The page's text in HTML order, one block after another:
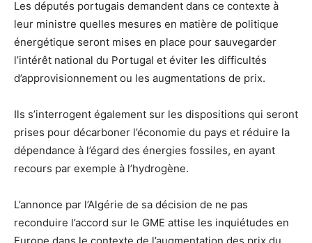
Les députés portugais demandent dans ce contexte à
leur ministre quelles mesures en matière de politique
énergétique seront mises en place pour sauvegarder
l’intérêt national du Portugal et éviter les difficultés
d’approvisionnement ou les augmentations de prix.
Ils s’interrogent également sur les dispositions qui seront
prises pour décarboner l’économie du pays et réduire la
dépendance à l’égard des énergies fossiles, en ayant
recours par exemple à l’hydrogène.
L’annonce par l’Algérie de sa décision de ne pas
reconduire l’accord sur le GME attise les inquiétudes en